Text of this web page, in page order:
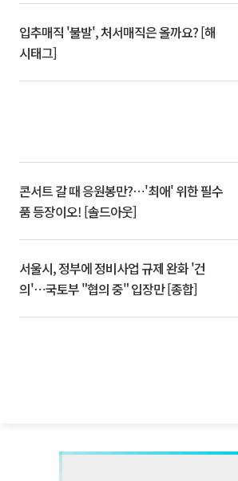
입추매직 '불발', 처서매직은 올까요? [해
시태그]
콘서트 갈 때 응원봉만?⋯'최애' 위한 필수
품 등장이오! [솔드아웃]
서울시, 정부에 정비사업 규제 완화 '건
의'⋯국토부 "협의 중" 입장만 [종합]